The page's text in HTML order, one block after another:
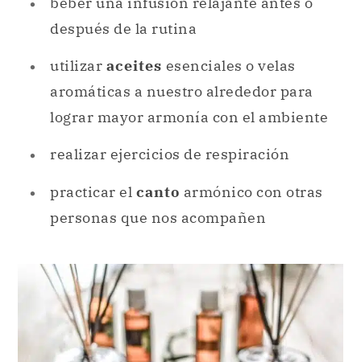
después de la rutina
utilizar aceites esenciales o velas
aromáticas a nuestro alrededor para
lograr mayor armonía con el ambiente
realizar ejercicios de respiración
practicar el canto armónico con otras
personas que nos acompañen